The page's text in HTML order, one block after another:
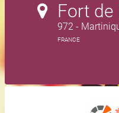
Fort de
972 -
FRANCE